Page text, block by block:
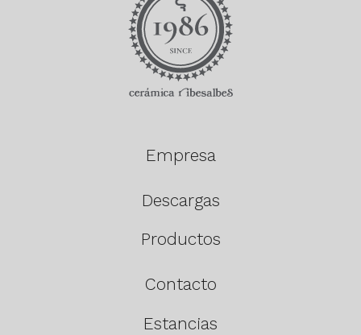
Empresa
Descargas
Productos
Contacto
Estancias